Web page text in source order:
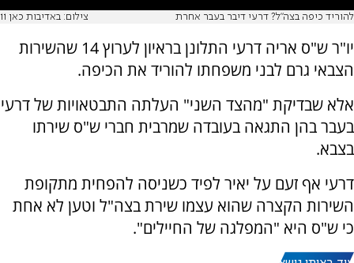
להוריד כיפה בצה"ל? דרעי דיבר בעבר אחרת צילום: באדיבות כאן 11
יו"ר ש"ס אריה דרעי התלונן בראיון לערוץ 14 שהשירות
הצבאי גרם לבני משפחתו להוריד את הכיפה.
אלא שבדיקת "מהצד השני" העלתה התבטאויות של דרעי
בעבר בהן התגאה בעובדה שמרבית חברי ש"ס שירתו
בצבא.
דרעי אף זעם על יאיר לפיד כשניסה להפחית מתקופת
השירות הקצרה שהוא עצמו שירת בצה"ל וטען לא אחת
כי ש"ס היא "המפלגה של החיילים".